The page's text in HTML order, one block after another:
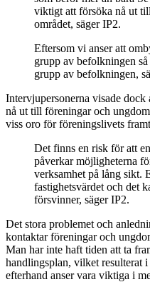
viktigt att försöka nå ut
området, säger IP2.
Eftersom vi anser att
grupp av befolkningen
grupp av befolkningen,
Intervjupersonerna visade dock
nå ut till föreningar och
viss oro för föreningslivets
Det finns en risk för att
påverkar möjligheterna
verksamhet på lång sikt.
fastighetsvärdet och det
försvinner, säger IP2.
Det stora problemet och
kontaktar föreningar och
Man har inte haft tiden att ta
handlingsplan, vilket resulterat
efterhand anser vara viktiga i